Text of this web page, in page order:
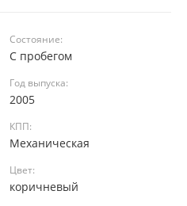
Состояние:
С пробегом
Год выпуска:
2005
КПП:
Механическая
Цвет:
коричневый